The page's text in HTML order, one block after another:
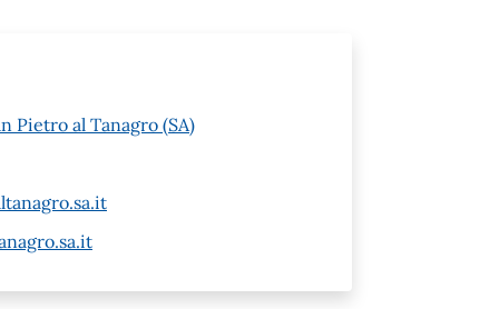
Pietro al Tanagro (SA)